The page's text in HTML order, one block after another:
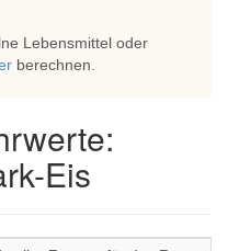
Lebensmittel oder
berechnen.
Eis